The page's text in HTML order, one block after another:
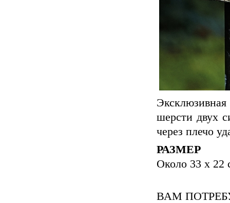
шерсти двух
через плечо
РАЗМЕР
Около 33 х 22
ВАМ